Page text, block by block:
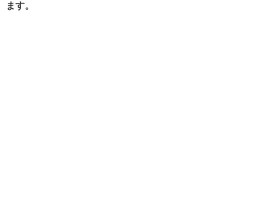
ます。